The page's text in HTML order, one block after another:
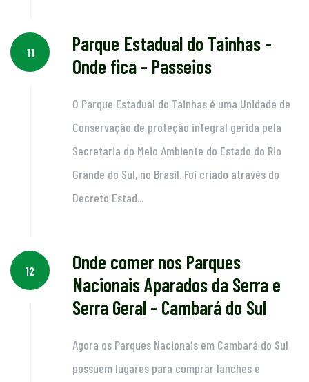
11
Parque Estadual do Tainhas -
Onde fica - Passeios
O Parque Estadual do Tainhas é uma Unidade de
Conservação de proteção integral gerida pela
Secretaria do Meio Ambiente do Estado do Rio
Grande do Sul, no Brasil. Foi criado através do
Decreto Estad...
12
Onde comer nos Parques
Nacionais Aparados da Serra e
Serra Geral - Cambará do Sul
Agora os Parques Nacionais em Cambará do Sul
possuem lugares para comprar lanches e